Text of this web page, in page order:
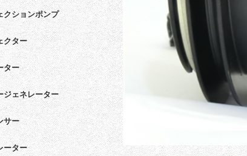
クションポンプ
クター
ター
ジェネレーター
サー
ーター